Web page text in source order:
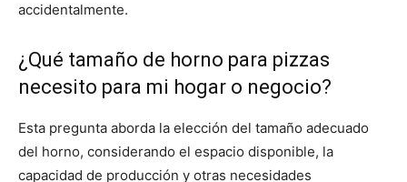
accidentalmente.
¿Qué tamaño de horno para pizzas
necesito para mi hogar o negocio?
Esta pregunta aborda la elección del tamaño adecuado
del horno, considerando el espacio disponible, la
capacidad de producción y otras necesidades